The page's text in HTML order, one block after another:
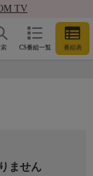
TV
CS番組一覧 番組表
ません